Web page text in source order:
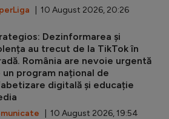
| 10 August 2026, 20:26
Dezinformarea și
au trecut de la TikTok în
România are nevoie urgentă
un program național de
digitală și educație
| 10 August 2026, 19:54